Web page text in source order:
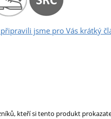
jsme pro Vás krátký
kteří si tento produkt